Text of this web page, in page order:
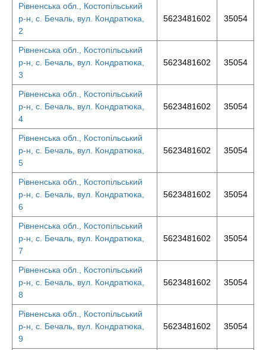
Рівненська обл., Костопільський
р-н, с. Бечаль, вул. Кондратюка,
2
5623481602 35054
Рівненська обл., Костопільський
р-н, с. Бечаль, вул. Кондратюка,
3
5623481602 35054
Рівненська обл., Костопільський
р-н, с. Бечаль, вул. Кондратюка,
4
5623481602 35054
Рівненська обл., Костопільський
р-н, с. Бечаль, вул. Кондратюка,
5
5623481602 35054
Рівненська обл., Костопільський
р-н, с. Бечаль, вул. Кондратюка,
6
5623481602 35054
Рівненська обл., Костопільський
р-н, с. Бечаль, вул. Кондратюка,
7
5623481602 35054
Рівненська обл., Костопільський
р-н, с. Бечаль, вул. Кондратюка,
8
5623481602 35054
Рівненська обл., Костопільський
р-н, с. Бечаль, вул. Кондратюка,
9
5623481602 35054